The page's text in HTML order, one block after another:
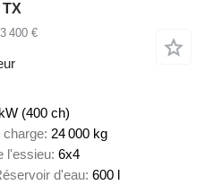
400 €
(400 ch)
charge 24 000 kg
l'essieu 6x4
d'eau 600 l